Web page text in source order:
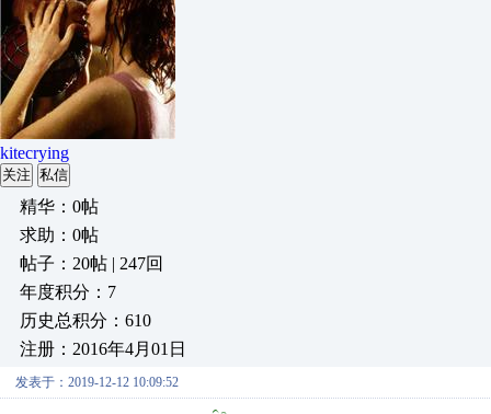
kitecrying
关注 私信
精华：0帖
求助：0帖
帖子：20帖 | 247回
年度积分：7
历史总积分：610
注册：2016年4月01日
发表于：2019-12-12 10:09:52